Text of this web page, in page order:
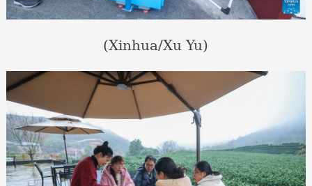
(Xinhua/Xu Yu)